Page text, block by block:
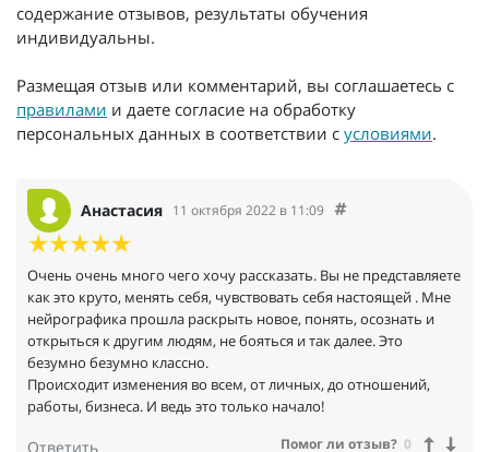
содержание отзывов, результаты обучения
индивидуальны.
Размещая отзыв или комментарий, вы соглашаетесь с
правилами и даете согласие на обработку
персональных данных в соответствии с условиями.
Анастасия 11 октября 2022 в 11:09
Очень очень много чего хочу рассказать. Вы не представляете
как это круто, менять себя, чувствовать себя настоящей . Мне
нейрографика прошла раскрыть новое, понять, осознать и
открыться к другим людям, не бояться и так далее. Это
безумно безумно классно.
Происходит изменения во всем, от личных, до отношений,
работы, бизнеса. И ведь это только начало!
Ответить Помог ли отзыв? 0